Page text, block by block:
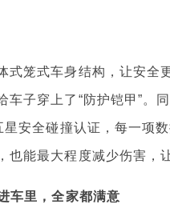
笼式车身结构，让安全
车子穿上了“防护铠甲”。
安全碰撞认证，每一项
也能最大程度减少伤害，
车里，全家都满意